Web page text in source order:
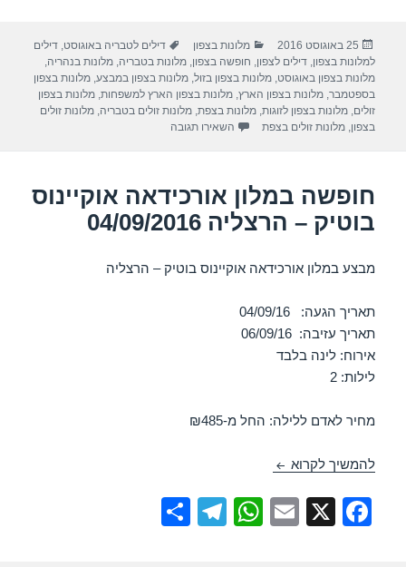
e
b
o
s
A
p
gr
a
m
e
פורסם
בתאריך
25 באוגוסט 2016 קטגוריות
מלונות בצפון תגיות
דילים לטבריה באוגוסט,דילים
למלונות בצפון,דילים לצפון, חופשה בצפון,מלונות בטבריה,מלונות בנהריה,
מלונות בצפון באוגוסט,מלונות בצפון בזול,מלונות בצפון במבצע,מלונות בצפון
בספטמבר,מלונות בצפון הארץ,מלונות בצפון הארץ למשפחות,מלונות בצפון
זולים,מלונות בצפון לזוגות,מלונות בצפת,מלונות זולים בטבריה,מלונות זולים
בצפון,מלונות זולים בצפת השאירו תגובה
חופשה במלון אורכידאה אוקיינוס
בוטיק – הרצליה 04/09/2016
מבצע במלון אורכידאה אוקיינוס בוטיק – הרצליה
תאריך הגעה: 04/09/16
תאריך עזיבה: 06/09/16
אירוח: לינה בלבד
לילות: 2
מחיר לאדם ללילה: החל מ-₪485
להמשיך לקרוא חופשה במלון אורכידאה אוקיינוס בוטיק – הרצליה 04/09/2016
F
X
E
W
T